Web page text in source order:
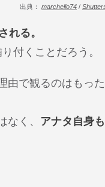
出典： marchello74 /
れる。
付くことだろう。
由で観るのはもっ
く、 アナタ自身